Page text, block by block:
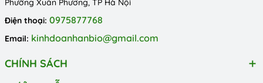
Phường Xuân Phương, TP Hà Nội
Điện thoại: 0975877768
Email: kinhdoanhanbio@gmail.com
CHÍNH SÁCH